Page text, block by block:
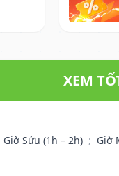
XEM
Giờ Sửu (1h – 2h) ; Giờ